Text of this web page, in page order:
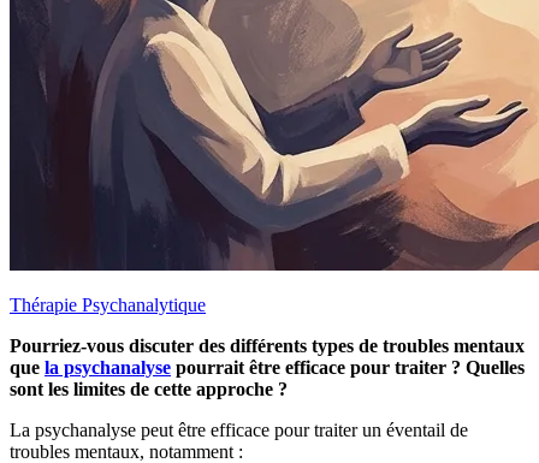
Thérapie Psychanalytique
Pourriez-vous discuter des différents types de troubles mentaux
que la psychanalyse pourrait être efficace pour traiter ? Quelles
sont les limites de cette approche ?
La psychanalyse peut être efficace pour traiter un éventail de
troubles mentaux, notamment :